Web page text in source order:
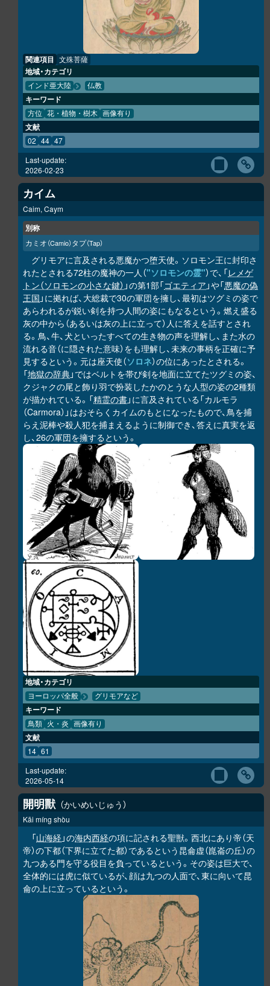
関連項目 文殊菩薩
地域・カテゴリ
インド亜大陸 仏教
キーワード
方位 花・植物・樹木 画像有り
文献
02 44 47
Last-update:
2026-02-23
カイム
Caim, Caym
別称
カミオ（Camio）タプ（Tap）
グリモアに言及される悪魔かつ堕天使。ソロモン王に封印さ
れたとされる72柱の魔神の一人（"ソロモンの霊"）で、「レメゲ
トン（ソロモンの小さな鍵） 」の第1部「ゴエティア 」や「悪魔の偽
王国 」に拠れば、大総裁で30の軍団を擁し、最初はツグミの姿で
あらわれるが鋭い剣を持つ人間の姿にもなるという。燃え盛る
灰の中から（あるいは灰の上に立って）人に答えを話すとされ
る。鳥、牛、犬といったすべての生き物の声を理解し、また水の
流れる音（に隠された意味）をも理解し、未来の事柄を正確に予
見するという。元は座天使（ソロネ）の位にあったとされる。
「地獄の辞典」ではベルトを帯び剣を地面に立てたツグミの姿、
クジャクの尾と飾り羽で扮装したかのとうな人型の姿の2種類
が描かれている。「精霊の書」に言及されている「カルモラ
（Carmora）」はおそらくカイムのもとになったもので、鳥を捕
らえ泥棒や殺人犯を捕まえるように制御でき、答えに真実を返
し、26の軍団を擁するという。
地域・カテゴリ
ヨーロッパ全般 グリモアなど
キーワード
鳥類 火・炎 画像有り
文献
14 61
Last-update:
2026-05-14
開明獸 かいめいじゅう
Kāi míng shòu
「山海経 」の海内西経の項に記される聖獣。西北にあり帝（天
帝）の下都（下界に立てた都）であるという昆侖虚（崑崙の丘）の
九つある門を守る役目を負っているという。その姿は巨大で、
全体的には虎に似ているが、顔は九つの人面で、東に向いて昆
侖の上に立っているという。